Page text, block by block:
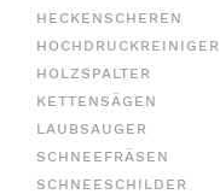
HECKENSCHEREN
HOCHDRUCKREINIGER
HOLZSPALTER
KETTENSÄGEN
LAUBSAUGER
SCHNEEFRÄSEN
SCHNEESCHILDER